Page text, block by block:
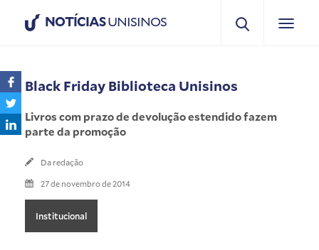
NOTÍCIASUNISINOS
Black Friday Biblioteca Unisinos
Livros com prazo de devolução estendido fazem
parte da promoção
Da redação
27 de novembro de 2014
Institucional